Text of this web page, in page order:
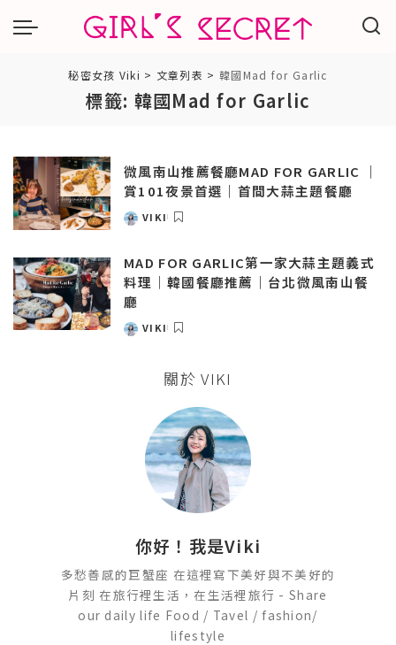
秘密女孩 Viki > 文章列表 > 韓國Mad for Garlic
標籤: 韓國Mad for Garlic
微風南山推薦餐廳MAD FOR GARLIC ｜
賞101夜景首選｜首間大蒜主題餐廳
POSTED
VIKI
MAD FOR GARLIC第一家大蒜主題義式
料理｜韓國餐廳推薦｜台北微風南山餐
廳
POSTED
VIKI
關於 VIKI
你好！我是Viki
多愁善感的巨蟹座 在這裡寫下美好與不美好的
片刻 在旅行裡生活，在生活裡旅行 - Share
our daily life Food / Tavel / fashion/
lifestyle